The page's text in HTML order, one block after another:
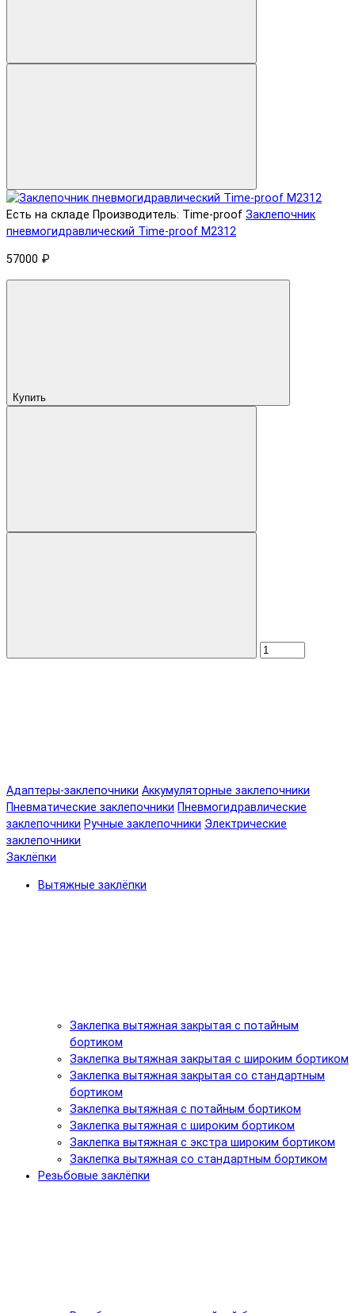
Есть на складе Производитель: Time-proof Заклепочник
пневмогидравлический Time-proof M2312
57000 ₽
Купить
Адаптеры-заклепочники Аккумуляторные заклепочники
Пневматические заклепочники Пневмогидравлические
заклепочники Ручные заклепочники Электрические
заклепочники
Заклёпки
Вытяжные заклёпки
Заклепка вытяжная закрытая с потайным
бортиком
Заклепка вытяжная закрытая с широким бортиком
Заклепка вытяжная закрытая со стандартным
бортиком
Заклепка вытяжная с потайным бортиком
Заклепка вытяжная с широким бортиком
Заклепка вытяжная с экстра широким бортиком
Заклепка вытяжная со стандартным бортиком
Резьбовые заклёпки